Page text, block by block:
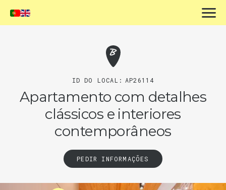
ID DO LOCAL: AP26114
Apartamento com detalhes
clássicos e interiores
contemporâneos
PEDIR INFORMAÇÕES